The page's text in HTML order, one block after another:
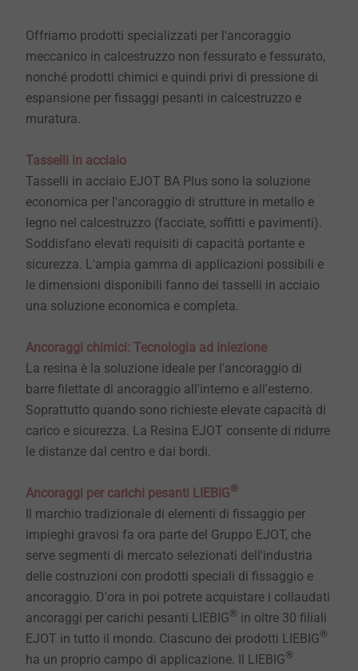
Offriamo prodotti specializzati per l'ancoraggio
meccanico in calcestruzzo non fessurato e fessurato,
nonché prodotti chimici e quindi privi di pressione di
espansione per fissaggi pesanti in calcestruzzo e
muratura.
Tasselli in acciaio
Tasselli in acciaio EJOT BA Plus sono la soluzione
economica per l'ancoraggio di strutture in metallo e
legno nel calcestruzzo (facciate, soffitti e pavimenti).
Soddisfano elevati requisiti di capacità portante e
sicurezza. L'ampia gamma di applicazioni possibili e
le dimensioni disponibili fanno dei tasselli in acciaio
una soluzione economica e completa.
Ancoraggi chimici: Tecnologia ad iniezione
La resina è la soluzione ideale per l'ancoraggio di
barre filettate di ancoraggio all'interno e all'esterno.
Soprattutto quando sono richieste elevate capacità di
carico e sicurezza. La Resina EJOT consente di ridurre
le distanze dal centro e dai bordi.
Ancoraggi per carichi pesanti LIEBIG®
Il marchio tradizionale di elementi di fissaggio per
impieghi gravosi fa ora parte del Gruppo EJOT, che
serve segmenti di mercato selezionati dell'industria
delle costruzioni con prodotti speciali di fissaggio e
ancoraggio. D'ora in poi potrete acquistare i collaudati
ancoraggi per carichi pesanti LIEBIG® in oltre 30 filiali
EJOT in tutto il mondo. Ciascuno dei prodotti LIEBIG®
ha un proprio campo di applicazione. Il LIEBIG®